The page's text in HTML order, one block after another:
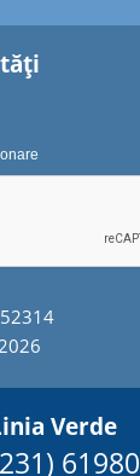
Verde
61980